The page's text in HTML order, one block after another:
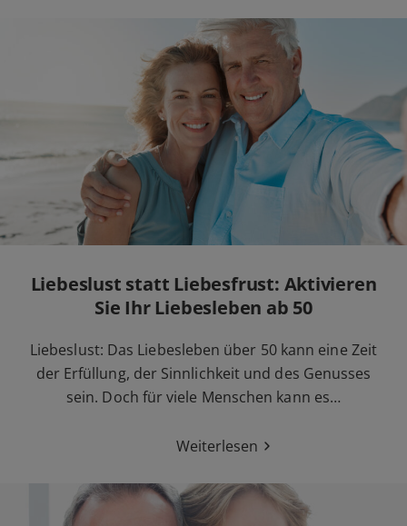
Liebeslust statt Liebesfrust: Aktivieren
Sie Ihr Liebesleben ab 50
Liebeslust: Das Liebesleben über 50 kann eine Zeit
der Erfüllung, der Sinnlichkeit und des Genusses
sein. Doch für viele Menschen kann es…
Weiterlesen